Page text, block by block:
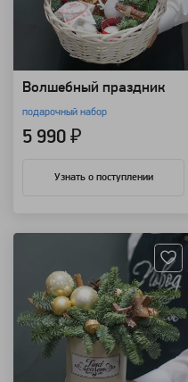
Волшебный праздник
подарочный набор
5 990 ₽
Узнать о поступлении